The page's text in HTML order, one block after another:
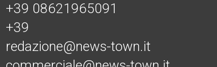
+39 08621965091
+39
redazione@news-town.it